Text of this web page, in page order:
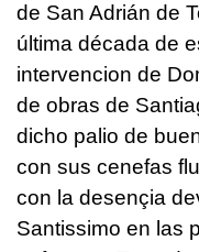
de San Adrián de
última década de
intervencion de
de obras de
dicho palio de
con sus cenefas
con la desençia
Santissimo en las